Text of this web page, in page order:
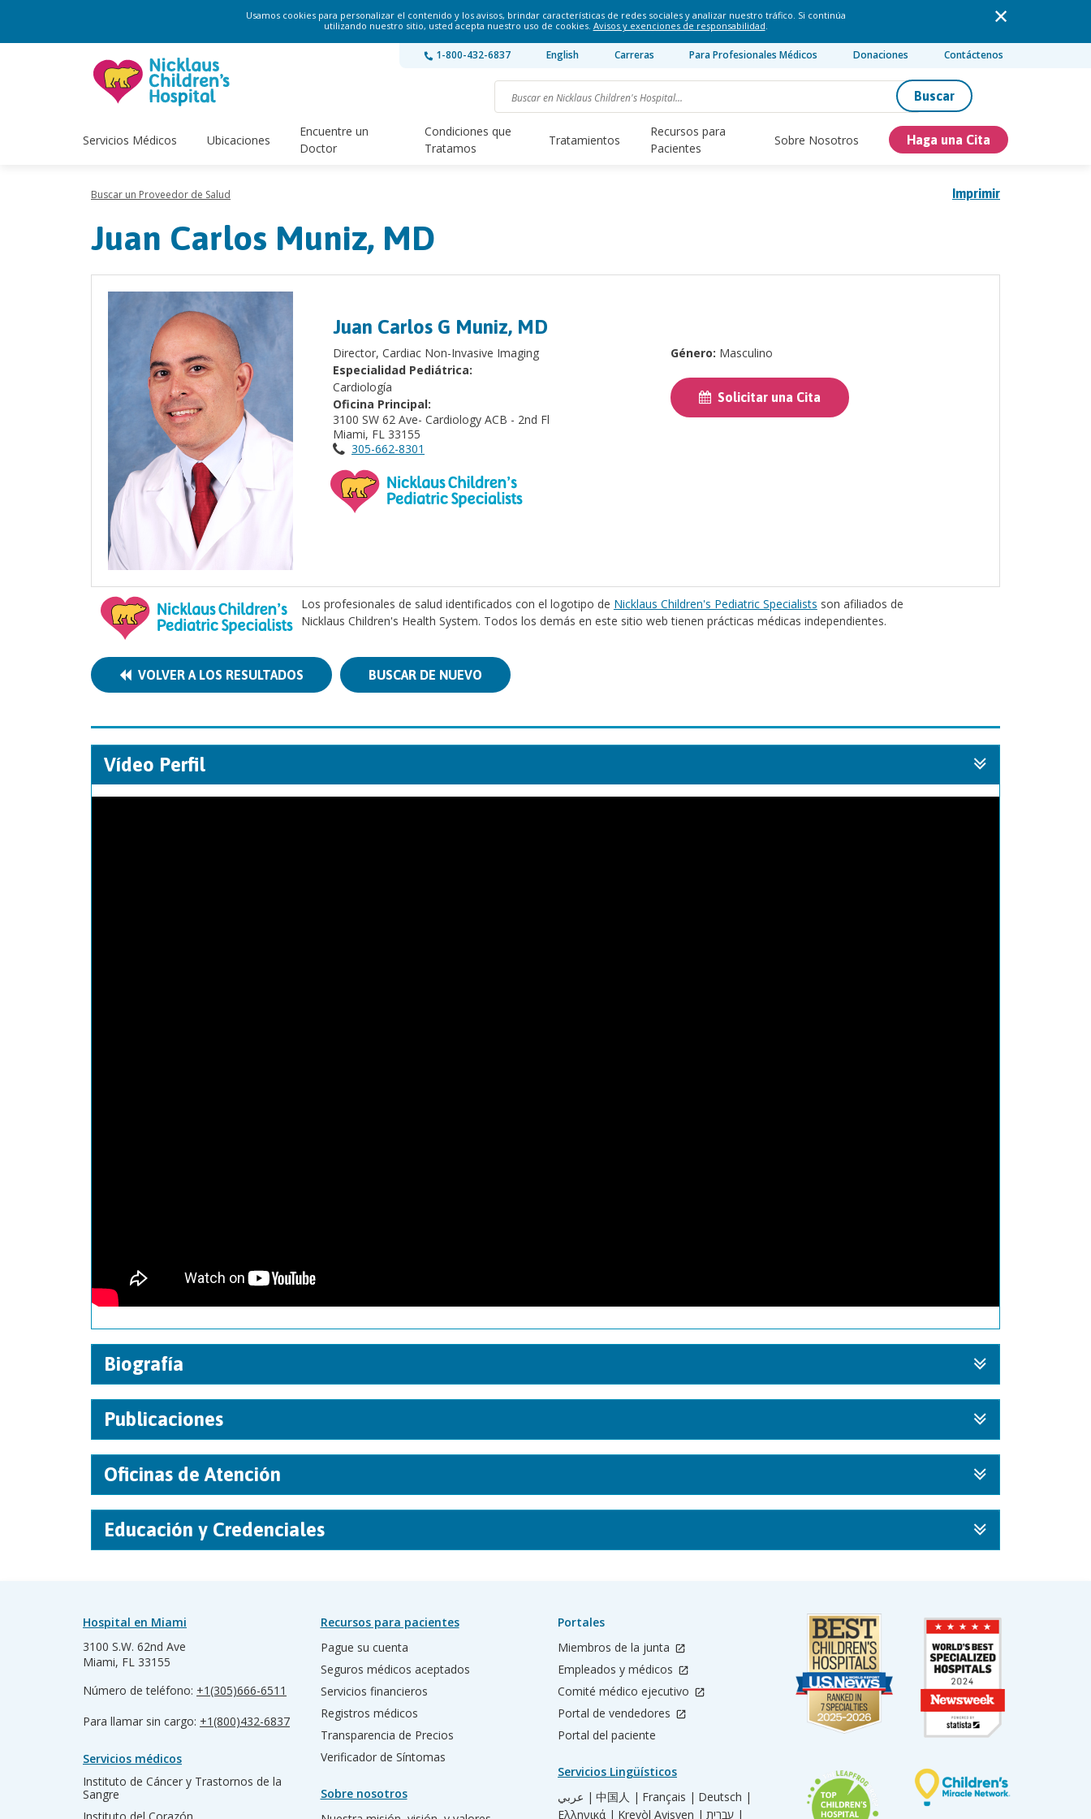
Usamos cookies para personalizar el contenido y los avisos, brindar características de redes sociales y analizar nuestro tráfico. Si continúa
utilizando nuestro sitio, usted acepta nuestro uso de cookies. Avisos y exenciones de responsabilidad.
1-800-432-6837 English Carreras Para Profesionales Médicos Donaciones Contáctenos
Buscar
Servicios Médicos Ubicaciones
Encuentre un
Doctor
Condiciones que
Tratamos
Tratamientos
Recursos para
Pacientes
Sobre Nosotros Haga una Cita
Imprimir
Buscar un Proveedor de Salud
Juan Carlos Muniz, MD
Juan Carlos G Muniz, MD
Director, Cardiac Non-Invasive Imaging
Especialidad Pediátrica:
Cardiología
Oficina Principal:
3100 SW 62 Ave- Cardiology ACB - 2nd Fl
Miami, FL 33155
305-662-8301
Género: Masculino
Solicitar una Cita
Los profesionales de salud identificados con el logotipo de Nicklaus Children's Pediatric Specialists son afiliados de
Nicklaus Children's Health System. Todos los demás en este sitio web tienen prácticas médicas independientes.
VOLVER A LOS RESULTADOS BUSCAR DE NUEVO
Vídeo Perfil
Biografía
Publicaciones
Oficinas de Atención
Educación y Credenciales
Hospital en Miami
3100 S.W. 62nd Ave
Miami, FL 33155
Número de teléfono: +1(305)666-6511
Para llamar sin cargo: +1(800)432-6837
Servicios médicos
Instituto de Cáncer y Trastornos de la
Sangre
Recursos para pacientes
Pague su cuenta
Seguros médicos aceptados
Servicios financieros
Registros médicos
Transparencia de Precios
Verificador de Síntomas
Sobre nosotros
Portales
Miembros de la junta
Empleados y médicos
Comité médico ejecutivo
Portal de vendedores
Portal del paciente
Servicios Lingüísticos
عربي | 中国人 | Français | Deutsch |
Ελληνικά | Kreyòl Ayisyen | עברית |